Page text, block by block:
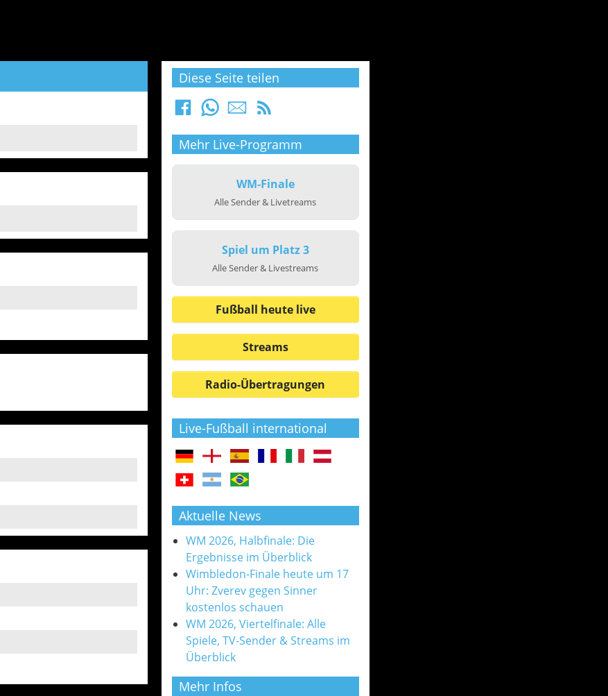
Diese Seite teilen
Mehr Live-Programm
WM-Finale
Alle Sender & Livetreams
Spiel um Platz 3
Alle Sender & Livestreams
Fußball heute live
Streams
Radio-Übertragungen
Live-Fußball international
Aktuelle News
WM 2026, Halbfinale: Die
Ergebnisse im Überblick
Wimbledon-Finale heute um 17
Uhr: Zverev gegen Sinner
kostenlos schauen
WM 2026, Viertelfinale: Alle
Spiele, TV-Sender & Streams im
Überblick
Mehr Infos